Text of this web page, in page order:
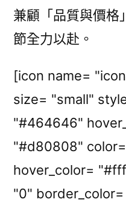
兼顧「品質與價格
節全力以赴。
[icon name=
size= "small"
"#464646"
"#d80808"
hover_color=
"0"